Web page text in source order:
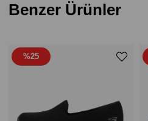
Benzer Ürünler
%25